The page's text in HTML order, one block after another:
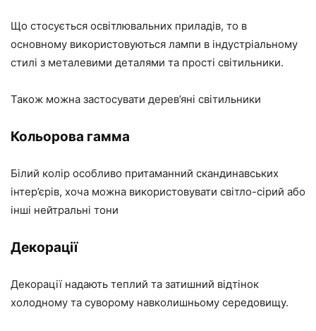
Що стосується освітлювальних приладів, то в
основному використовуються лампи в індустріальному
стилі з металевими деталями та прості світильники.
Також можна застосувати дерев’яні світильники
Кольорова гамма
Білий колір особливо притаманний скандинавських
інтер’єрів, хоча можна використовувати світло-сірий або
інші нейтральні тони
Декорації
Декорації надають теплий та затишний відтінок
холодному та суворому навколишньому середовищу.